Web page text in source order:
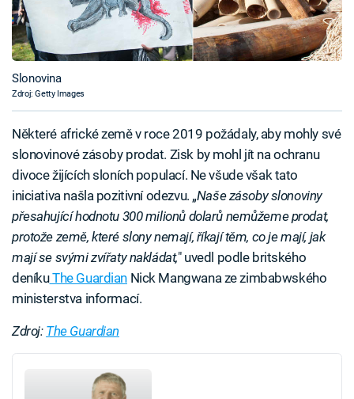
Slonovina
Zdroj: Getty Images
Některé africké země v roce 2019 požádaly, aby mohly své
slonovinové zásoby prodat. Zisk by mohl jít na ochranu
divoce žijících sloních populací. Ne všude však tato
iniciativa našla pozitivní odezvu. „Naše zásoby slonoviny
přesahující hodnotu 300 milionů dolarů nemůžeme prodat,
protože země, které slony nemají, říkají těm, co je mají, jak
mají se svými zvířaty nakládat," uvedl podle britského
deníkuThe GuardianNick Mangwana ze zimbabwského
ministerstva informací.
Zdroj: The Guardian